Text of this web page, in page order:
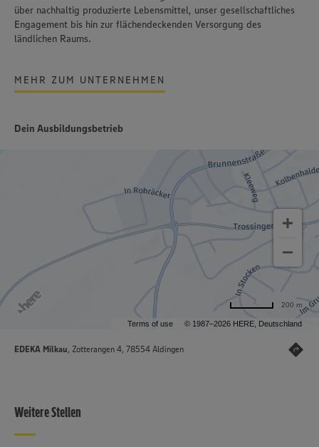
über nachhaltig produzierte Lebensmittel, unser gesellschaftliches
Engagement bis hin zur flächendeckenden Versorgung des
ländlichen Raums.
MEHR ZUM UNTERNEHMEN
Dein Ausbildungsbetrieb
Terms of use © 1987–2026 HERE, Deutschland
200 m
EDEKA Milkau, Zotterangen 4, 78554 Aldingen
Weitere Stellen